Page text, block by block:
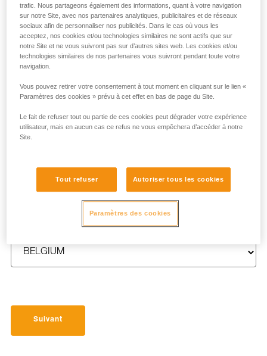
Inscris tes coordonnées
PRÉNOM *
Suivant
trafic. Nous partageons également des informations, quant à votre navigation
sur notre Site, avec nos partenaires analytiques, publicitaires et de réseaux
sociaux afin de personnaliser nos publicités. Dans le cas où vous les
acceptez, nos cookies et/ou technologies similaires ne sont actifs que sur
notre Site et ne vous suivront pas sur d’autres sites web. Les cookies et/ou
technologies similaires de nos partenaires vous suivront pendant toute votre
navigation.
Vous pouvez retirer votre consentement à tout moment en cliquant sur le lien «
Paramètres des cookies » prévu à cet effet en bas de page du Site.
Le fait de refuser tout ou partie de ces cookies peut dégrader votre expérience
utilisateur, mais en aucun cas ce refus ne vous empêchera d’accéder à notre
Site.
Tout refuser Autoriser tous les cookies
Paramètres des cookies